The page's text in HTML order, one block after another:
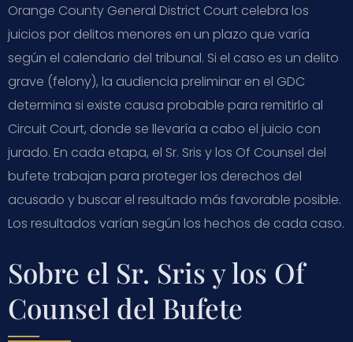
Orange County General District Court celebra los
juicios por delitos menores en un plazo que varía
según el calendario del tribunal. Si el caso es un delito
grave (felony), la audiencia preliminar en el GDC
determina si existe causa probable para remitirlo al
Circuit Court, donde se llevaría a cabo el juicio con
jurado. En cada etapa, el Sr. Sris y los Of Counsel del
bufete trabajan para proteger los derechos del
acusado y buscar el resultado más favorable posible.
Los resultados varían según los hechos de cada caso.
Sobre el Sr. Sris y los Of
Counsel del Bufete